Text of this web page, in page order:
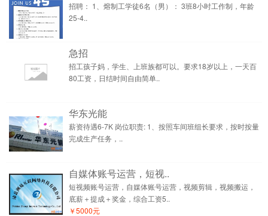
招聘： 1、熔制工学徒6名（男）： 3班8小时工作制，年龄
25-4..
急招
招工孩子妈，学生、上班族都可以。要求18岁以上，一天百
80工资，日结时间自由简单..
华东光能
薪资待遇6-7K 岗位职责: 1、按照车间班组长要求，按时按量
完成生产任务，..
自媒体账号运营，短视..
短视频账号运营，自媒体账号运营，视频剪辑，视频搬运，
底薪＋提成＋奖金，综合工资5..
￥5000元